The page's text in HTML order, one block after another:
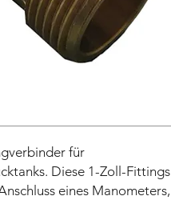
für
Diese 1-Zoll-Fittings
eines Manometers,